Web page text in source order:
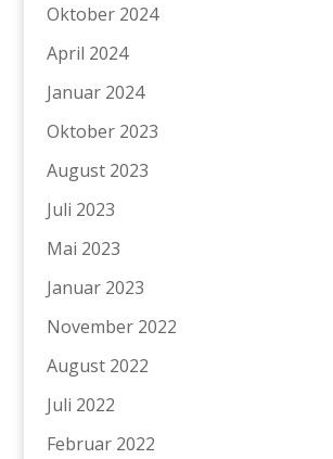
Oktober 2024
April 2024
Januar 2024
Oktober 2023
August 2023
Juli 2023
Mai 2023
Januar 2023
November 2022
August 2022
Juli 2022
Februar 2022